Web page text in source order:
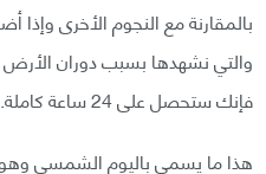
بالمقارنة مع النجوم الأخرى
والتي نشهدها بسبب دوران
فإنك ستحصل على 24 ساعة كاملة.
هذا ما يسمى باليوم الشمسي